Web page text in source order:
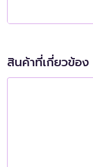
สินค้าที่เกี่ยวข้อง